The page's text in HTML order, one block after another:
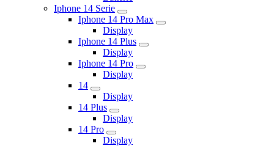
Iphone 14 Serie
Iphone 14 Pro Max
Display
Iphone 14 Plus
Display
Iphone 14 Pro
Display
14
Display
14 Plus
Display
14 Pro
Display